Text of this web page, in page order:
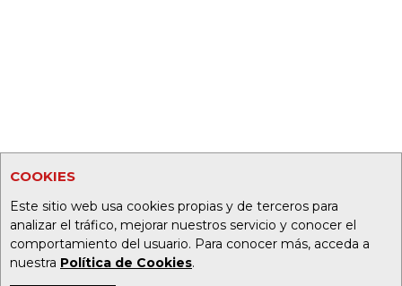
COOKIES
Este sitio web usa cookies propias y de terceros para
analizar el tráfico, mejorar nuestros servicio y conocer el
comportamiento del usuario. Para conocer más, acceda a
nuestra Política de Cookies.